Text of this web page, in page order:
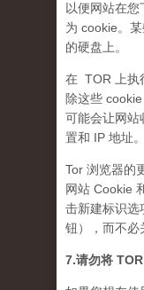
以便网站在
为 cookie。
的硬盘上。
在 TOR 上执
除这些
可能会让网站
置和 IP 地址。
Tor 浏览器的
网站 Cookie
击新建标识选
钮），而不必
7.请勿将